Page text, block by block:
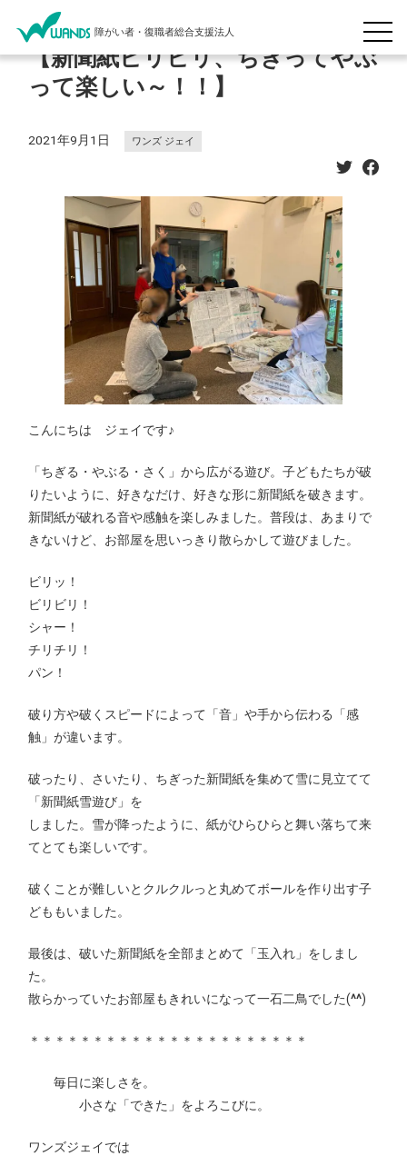
障がい者・復職者総合支援法人
【新聞紙ビリビリ、ちぎってやぶ
って楽しい～！！】
2021年9月1日 ワンズ ジェイ
こんにちは ジェイです♪
「ちぎる・やぶる・さく」から広がる遊び。子どもたちが破
りたいように、好きなだけ、好きな形に新聞紙を破きます。
新聞紙が破れる音や感触を楽しみました。普段は、あまりで
きないけど、お部屋を思いっきり散らかして遊びました。
ビリッ！
ビリビリ！
シャー！
チリチリ！
パン！
破り方や破くスピードによって「音」や手から伝わる「感
触」が違います。
破ったり、さいたり、ちぎった新聞紙を集めて雪に見立てて
「新聞紙雪遊び」を
しました。雪が降ったように、紙がひらひらと舞い落ちて来
てとても楽しいです。
破くことが難しいとクルクルっと丸めてボールを作り出す子
どももいました。
最後は、破いた新聞紙を全部まとめて「玉入れ」をしまし
た。
散らかっていたお部屋もきれいになって一石二鳥でした(^^)
＊＊＊＊＊＊＊＊＊＊＊＊＊＊＊＊＊＊＊＊＊＊
毎日に楽しさを。
小さな「できた」をよろこびに。
ワンズジェイでは